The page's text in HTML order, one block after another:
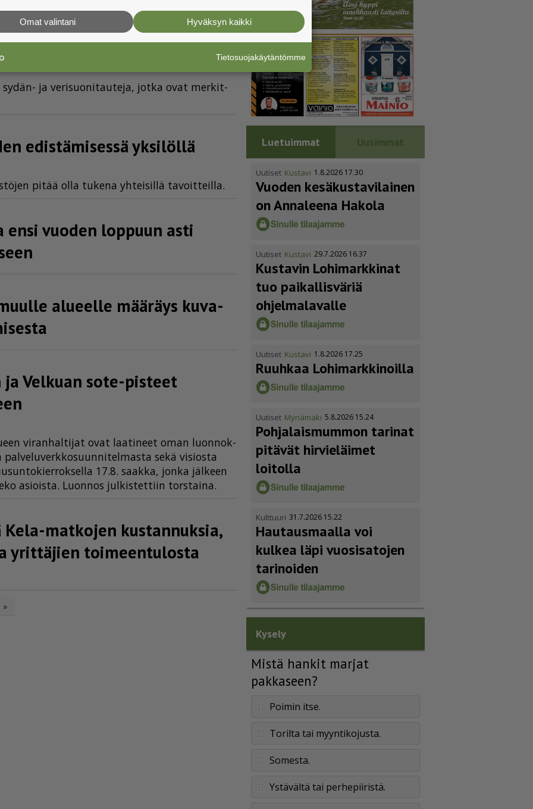
täyttävien sydän­ter­veys­tar­
ja ve­ri­suo­ni­tau­te­ja, jot­ka ovat mer­kit­
edistämisessä yksilöllä
pi­tää ol­la tu­ke­na yh­tei­sil­lä ta­voit­teil­la.
ensi vuoden loppuun asti
alueelle määräys kuva-
ja Velkuan sote-pisteet
vi­ran­hal­ti­jat ovat laa­ti­neet oman luon­nok­
pal­ve­lu­verk­ko­suun­ni­tel­mas­ta sekä vi­si­os­ta
17.8. saak­ka, jon­ka jäl­keen
asi­ois­ta. Luon­nos jul­kis­tet­tiin tors­tai­na.
matkojen kustannuksia,
yrittäjien toimeentulosta
»
Luetuimmat Uusimmat
Uutiset Kustavi 1.8.2026 17.30
Vuoden kesäkus­ta­vi­lainen
on Annaleena Hakola
Uutiset Kustavi 29.7.2026 16.37
Kustavin Lohimarkkinat
tuo paikallisväriä
ohjelmalavalle
Uutiset Kustavi 1.8.2026 17.25
Ruuhkaa Lohimark­ki­noilla
Uutiset Mynämäki 5.8.2026 15.24
Pohja­lais­mummon tarinat
pitävät hirvieläimet
loitolla
Kulttuuri 31.7.2026 15.22
Hautausmaalla voi
kulkea läpi vuosisatojen
tarinoiden
Kysely
Mistä hankit marjat
pakkaseen?
Poimin itse.
Torilta tai myyntikojusta.
Somesta.
Ystävältä tai perhepiiristä.
Hyväksyn kaikki
Omat valintani
Tietosuojakäytäntömme